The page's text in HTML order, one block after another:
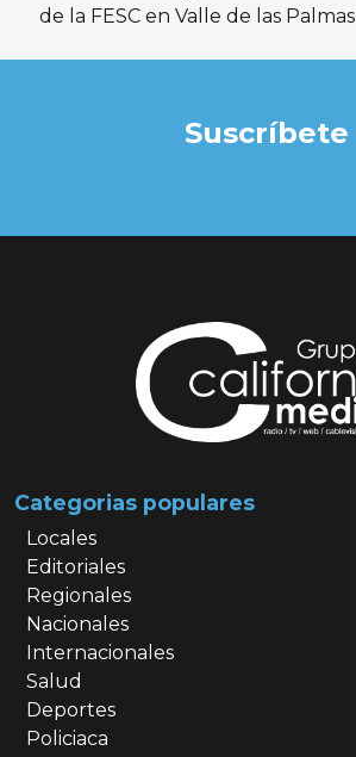
de la FESC en Valle de las Palmas
Suscríbete
Categorias populares
Locales
Editoriales
Regionales
Nacionales
Internacionales
Salud
Deportes
Policiaca